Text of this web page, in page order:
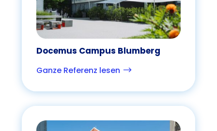
Docemus Campus Blumberg
Ganze Referenz lesen $